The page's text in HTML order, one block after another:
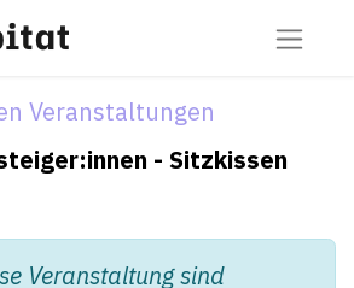
Veranstaltungen
- Sitzkissen
Veranstaltung sind